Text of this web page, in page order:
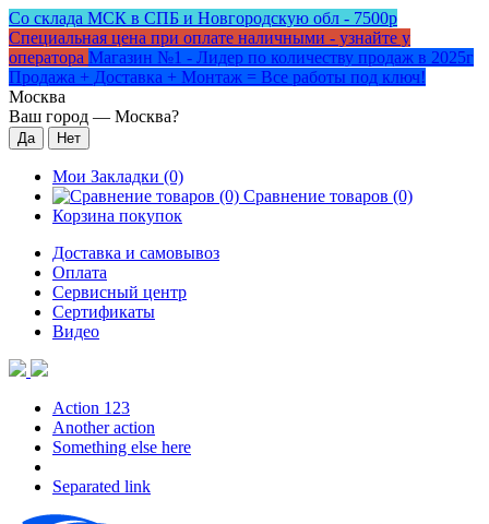
Со склада МСК в СПБ и Новгородскую обл - 7500р
Специальная цена при оплате наличными - узнайте у
оператора Магазин №1 - Лидер по количеству продаж в 2025г
Продажа + Доставка + Монтаж = Все работы под ключ!
Москва
Ваш город — Москва?
Мои Закладки (0)
Сравнение товаров (0)
Корзина покупок
Доставка и самовывоз
Оплата
Сервисный центр
Сертификаты
Видео
Action 123
Another action
Something else here
Separated link